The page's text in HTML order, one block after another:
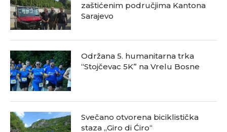
zaštićenim područjima Kantona
Sarajevo
Održana 5. humanitarna trka
“Stojčevac 5K” na Vrelu Bosne
Svečano otvorena biciklistička
staza „Giro di Ćiro“